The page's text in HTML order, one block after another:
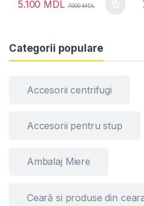
5.100 MDL 7.000MDL
Categorii populare
Accesorii centrifugi
Accesorii pentru stup
Ambalaj Miere
Ceară si produse din